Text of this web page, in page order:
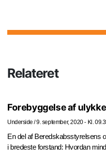
Relateret
Forebyggelse af
Underside / 9. september, 2020 - Kl.
En del af Beredskabsstyrelsens
i bredeste forstand: Hvordan